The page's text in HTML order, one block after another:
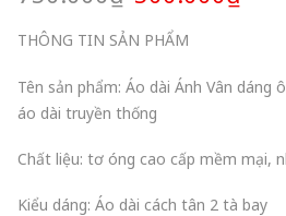
THÔNG TIN SẢN PHẨM
Tên sản phẩm: Áo dài Ánh Vân dáng
áo dài truyền thống
Chất liệu: tơ óng cao cấp mềm mại,
Kiểu dáng: Áo dài cách tân 2 tà bay